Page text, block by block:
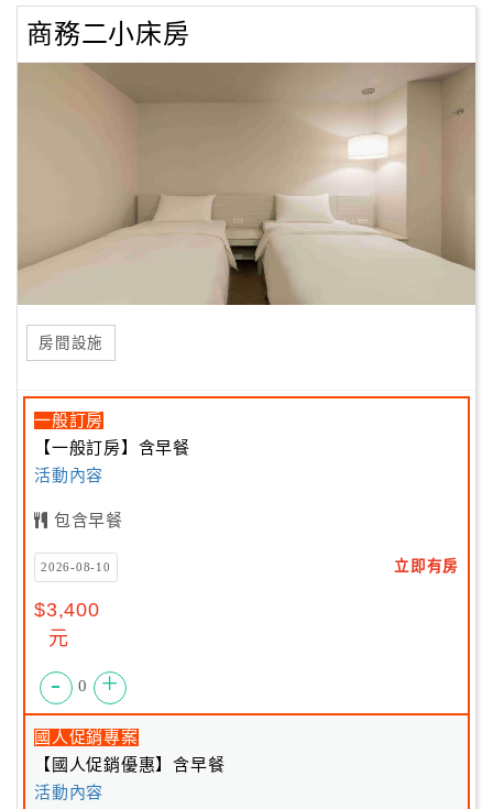
商務二小床房
房間設施
一般訂房
【一般訂房】含早餐
活動內容
包含早餐
2026-08-10 立即有房
$3,400
元
- 0 +
國人促銷專案
【國人促銷優惠】含早餐
活動內容